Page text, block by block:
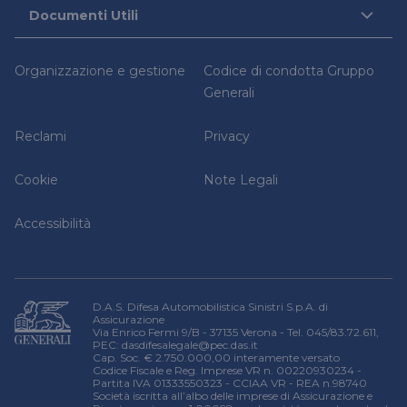
Magazine
Iniziative sociali
Richiedi una consulenza legale
Documenti Utili
Trasferimento Polizze
Relazione sulla solvibilità e condizioni finanziaria
Organizzazione e gestione
Codice di condotta Gruppo
Generali
Reclami Privacy
Cookie Note Legali
Accessibilità
D.A.S. Difesa Automobilistica Sinistri S.p.A. di
Assicurazione
Via Enrico Fermi 9/B - 37135 Verona - Tel. 045/83.72.611,
PEC: dasdifesalegale@pec.das.it
Cap. Soc. € 2.750.000,00 interamente versato
Codice Fiscale e Reg. Imprese VR n. 00220930234 -
Partita IVA 01333550323 - CCIAA VR - REA n.98740
Società iscritta all’albo delle imprese di Assicurazione e